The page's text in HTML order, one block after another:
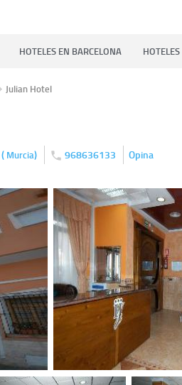
HOTELES EN BARCELONA
Julian Hotel
( Murcia) 968636133 Opina